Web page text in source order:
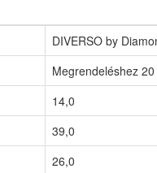
DIVERSO by
Megrendeléshez
14,0
39,0
26,0